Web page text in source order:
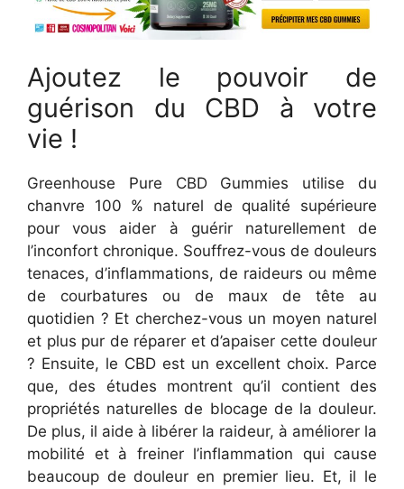
Ajoutez le pouvoir de
guérison du CBD à votre
vie !
Greenhouse Pure CBD Gummies utilise du
chanvre 100 % naturel de qualité supérieure
pour vous aider à guérir naturellement de
l’inconfort chronique. Souffrez-vous de douleurs
tenaces, d’inflammations, de raideurs ou même
de courbatures ou de maux de tête au
quotidien ? Et cherchez-vous un moyen naturel
et plus pur de réparer et d’apaiser cette douleur
? Ensuite, le CBD est un excellent choix. Parce
que, des études montrent qu’il contient des
propriétés naturelles de blocage de la douleur.
De plus, il aide à libérer la raideur, à améliorer la
mobilité et à freiner l’inflammation qui cause
beaucoup de douleur en premier lieu. Et, il le